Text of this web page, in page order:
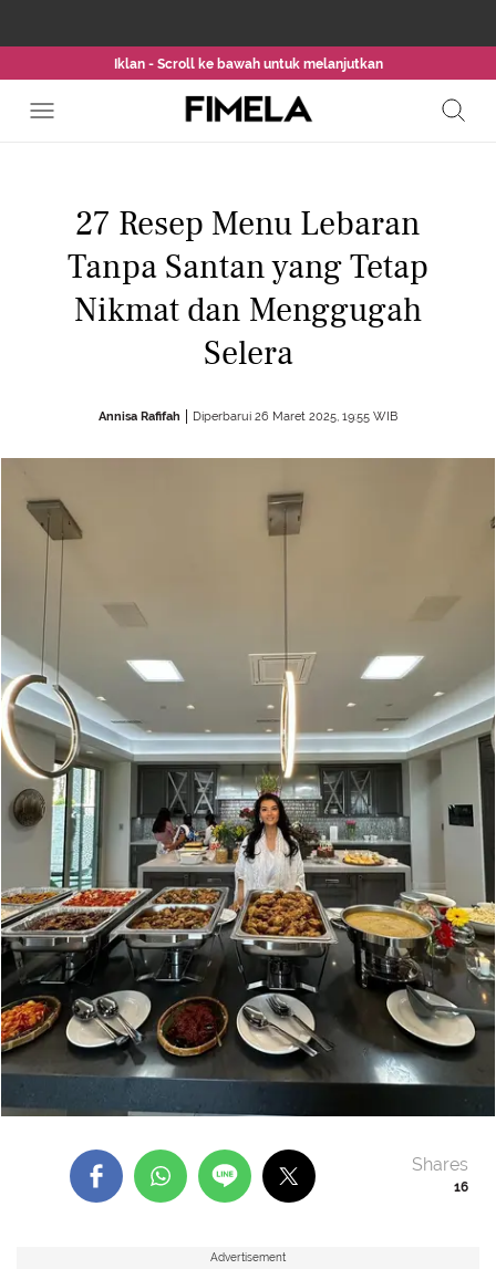
Iklan - Scroll ke bawah untuk melanjutkan
27 Resep Menu Lebaran
Tanpa Santan yang Tetap
Nikmat dan Menggugah
Selera
Annisa Rafifah Diperbarui 26 Maret 2025, 19:55 WIB
16
Shares
Advertisement